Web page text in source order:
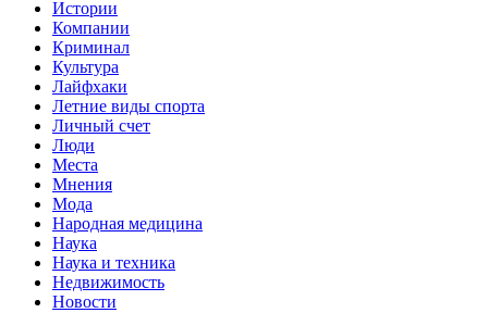
Истории
Компании
Криминал
Культура
Лайфхаки
Летние виды спорта
Личный счет
Люди
Места
Мнения
Мода
Народная медицина
Наука
Наука и техника
Недвижимость
Новости